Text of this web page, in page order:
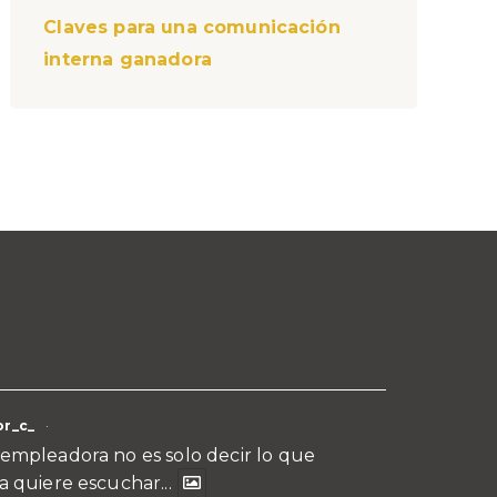
Claves para una comunicación
interna ganadora
·
no es solo decir lo que
quiere escuchar...